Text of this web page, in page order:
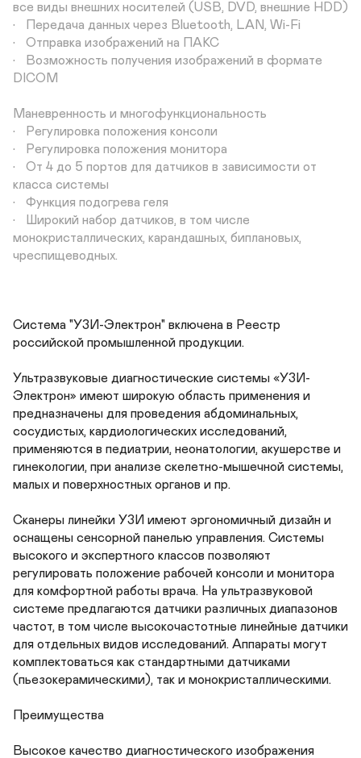
все виды внешних носителей (USB, DVD, внешние HDD)
•	Передача данных через Bluetooth, LAN, Wi-Fi
•	Отправка изображений на ПАКС
•	Возможность получения изображений в формате
DICOM
Маневренность и многофункциональность
•	Регулировка положения консоли
•	Регулировка положения монитора
•	От 4 до 5 портов для датчиков в зависимости от
класса системы
•	Функция подогрева геля
•	Широкий набор датчиков, в том числе
монокристаллических, карандашных, биплановых,
чреспищеводных.
Система "УЗИ-Электрон" включена в Реестр
российской промышленной продукции.
Ультразвуковые диагностические системы «УЗИ-
Электрон» имеют широкую область применения и
предназначены для проведения абдоминальных,
сосудистых, кардиологических исследований,
применяются в педиатрии, неонатологии, акушерстве и
гинекологии, при анализе скелетно-мышечной системы,
малых и поверхностных органов и пр.
Сканеры линейки УЗИ имеют эргономичный дизайн и
оснащены сенсорной панелью управления. Системы
высокого и экспертного классов позволяют
регулировать положение рабочей консоли и монитора
для комфортной работы врача. На ультразвуковой
системе предлагаются датчики различных диапазонов
частот, в том числе высокочастотные линейные датчики
для отдельных видов исследований. Аппараты могут
комплектоваться как стандартными датчиками
(пьезокерамическими), так и монокристаллическими.
Преимущества
Высокое качество диагностического изображения